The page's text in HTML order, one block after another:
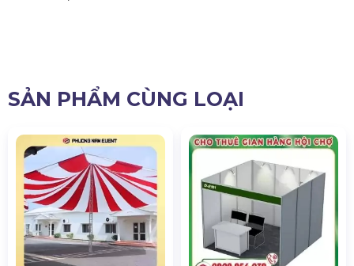
Ngoài Trời
Liên hệ Liên hệ